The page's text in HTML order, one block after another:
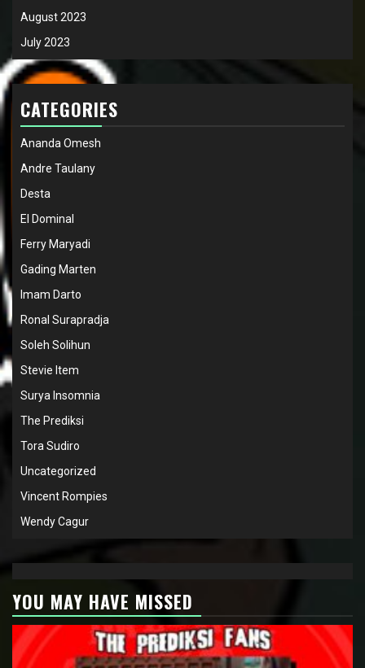
August 2023
July 2023
CATEGORIES
Ananda Omesh
Andre Taulany
Desta
El Dominal
Ferry Maryadi
Gading Marten
Imam Darto
Ronal Surapradja
Soleh Solihun
Stevie Item
Surya Insomnia
The Prediksi
Tora Sudiro
Uncategorized
Vincent Rompies
Wendy Cagur
YOU MAY HAVE MISSED